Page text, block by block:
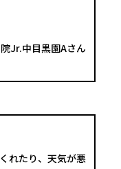
Jr.中目黒園Aさん
れたり、天気が悪